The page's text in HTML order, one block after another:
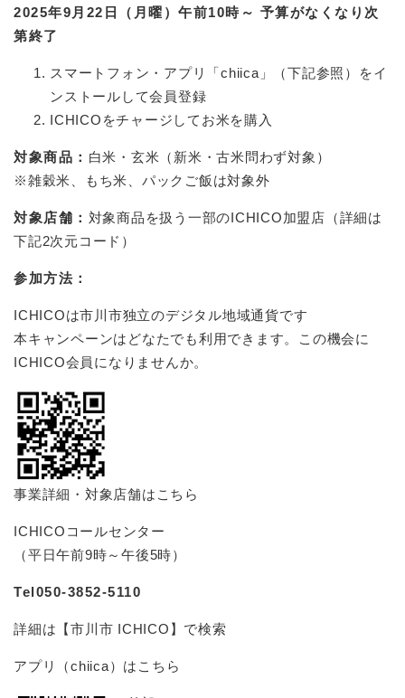
2025年9月22日（月曜）午前10時～ 予算がなくなり次
第終了
スマートフォン・アプリ「chiica」（下記参照）をイ
ンストールして会員登録
ICHICOをチャージしてお米を購入
対象商品： 白米・玄米（新米・古米問わず対象）
※雑穀米、もち米、パックご飯は対象外
対象店舗： 対象商品を扱う一部のICHICO加盟店（詳細は
下記2次元コード）
参加方法：
ICHICOは市川市独立のデジタル地域通貨です
本キャンペーンはどなたでも利用できます。この機会に
ICHICO会員になりませんか。
事業詳細・対象店舗はこちら
ICHICOコールセンター
（平日午前9時～午後5時）
Tel050-3852-5110
詳細は【市川市 ICHICO】で検索
アプリ（chiica）はこちら